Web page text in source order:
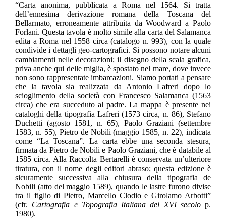
“Carta anonima, pubblicata a Roma nel 1564. Si tratta
dell’ennesima derivazione romana della Toscana del
Bellarmato, erroneamente attribuita da Woodward a Paolo
Forlani. Questa tavola è molto simile alla carta del Salamanca
edita a Roma nel 1558 circa (catalogo n. 993), con la quale
condivide i dettagli geo-cartografici. Si possono notare alcuni
cambiamenti nelle decorazioni; il disegno della scala grafica,
priva anche qui delle miglia, è spostato nel mare, dove invece
non sono rappresentate imbarcazioni. Siamo portati a pensare
che la tavola sia realizzata da Antonio Lafreri dopo lo
scioglimento della società con Francesco Salamanca (1563
circa) che era succeduto al padre. La mappa è presente nei
cataloghi della tipografia Lafreri (1573 circa, n. 86), Stefano
Duchetti (agosto 1581, n. 65), Paolo Graziani (settembre
1583, n. 55), Pietro de Nobili (maggio 1585, n. 22), indicata
come “La Toscana”. La carta ebbe una seconda stesura,
firmata da Pietro de Nobili e Paolo Graziani, che è databile al
1585 circa. Alla Raccolta Bertarelli è conservata un’ulteriore
tiratura, con il nome degli editori abraso; questa edizione è
sicuramente successiva alla chiusura della tipografia de
Nobili (atto del maggio 1589), quando le lastre furono divise
tra il figlio di Pietro, Marcello Clodio e Girolamo Arbotti”
(cfr. Cartografia e Topografia Italiana del XVI secolop.
1980).